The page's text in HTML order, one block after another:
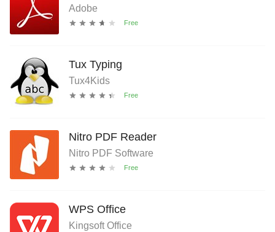
Adobe
Tux Typing
Tux4Kids
Nitro PDF Reader
Nitro PDF Software
WPS Office
Kingsoft Office